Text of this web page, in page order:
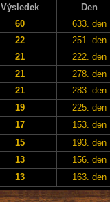
Výsledek
Den
60
633. den
22
251. den
21
222. den
21
278. den
21
283. den
19
225. den
17
153. den
15
193. den
13
156. den
13 163. den